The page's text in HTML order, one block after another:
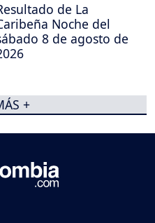
de La
Noche del
8 de agosto de
+